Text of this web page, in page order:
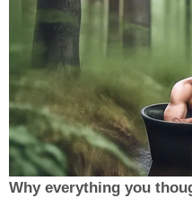
Why everything you